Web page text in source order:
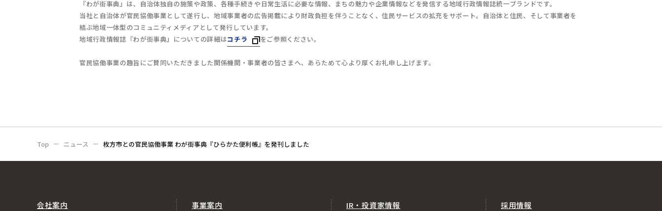
『わが街事典』は、自治体独自の施策や政策、各種手続きや日常生活に必要な情報、まちの魅力や企業情報などを発信する地域行政情報誌統一ブランドです。
当社と自治体が官民協働事業として遂行し、地域事業者の広告掲載により財政負担を伴うことなく、住民サービスの拡充をサポート。自治体と住民、そして事業者を
結ぶ地域一体型のコミュニティメディアとして発行しています。
地域行政情報誌『わが街事典』についての詳細はコチラ をご参照ください。
官民協働事業の趣旨にご賛同いただきました関係機関・事業者の皆さまへ、あらためて心より厚くお礼申し上げます。
Top ニュース 枚方市との官民協働事業 わが街事典『ひらかた便利帳』を発刊しました
会社案内 事業案内 IR・投資家情報 採用情報